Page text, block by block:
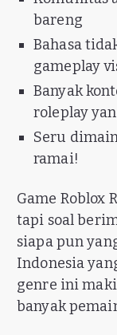
bareng
Bahasa
gameplay
Banyak
roleplay
Seru
ramai!
Game Roblox
tapi soal
siapa pun
Indonesia
genre ini
banyak